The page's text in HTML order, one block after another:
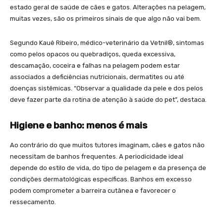
estado geral de saúde de cães e gatos. Alterações na pelagem,
muitas vezes, são os primeiros sinais de que algo não vai bem.
Segundo Kauê Ribeiro, médico-veterinário da Vetnil®, sintomas
como pelos opacos ou quebradiços, queda excessiva,
descamação, coceira e falhas na pelagem podem estar
associados a deficiências nutricionais, dermatites ou até
doenças sistêmicas. “Observar a qualidade da pele e dos pelos
deve fazer parte da rotina de atenção à saúde do pet”, destaca.
Higiene e banho: menos é mais
Ao contrário do que muitos tutores imaginam, cães e gatos não
necessitam de banhos frequentes. A periodicidade ideal
depende do estilo de vida, do tipo de pelagem e da presença de
condições dermatológicas específicas. Banhos em excesso
podem comprometer a barreira cutânea e favorecer o
ressecamento.